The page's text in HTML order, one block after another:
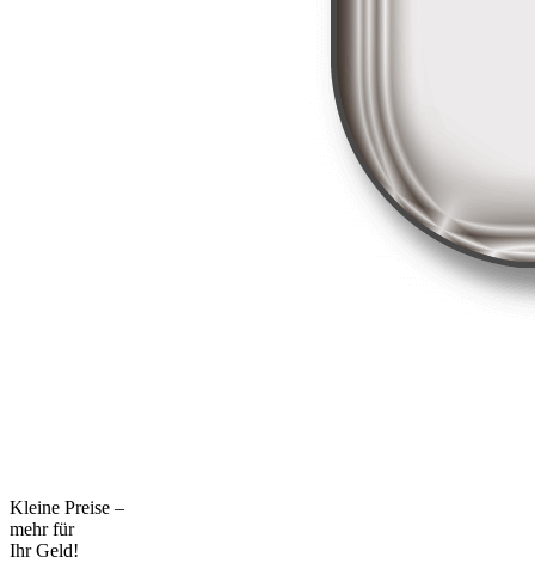
Kleine Preise –
mehr für
Ihr Geld!